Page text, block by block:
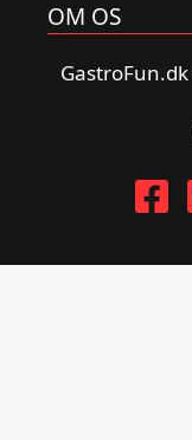
OM OS